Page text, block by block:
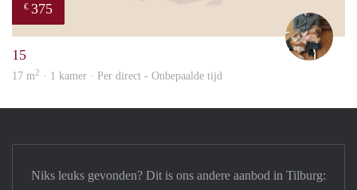
€ 375
15
17 m2 · 1 kamer · Per direct - Onbepaalde tijd
Niks leuks gevonden? Dit is ons andere aanbod in Tilburg: